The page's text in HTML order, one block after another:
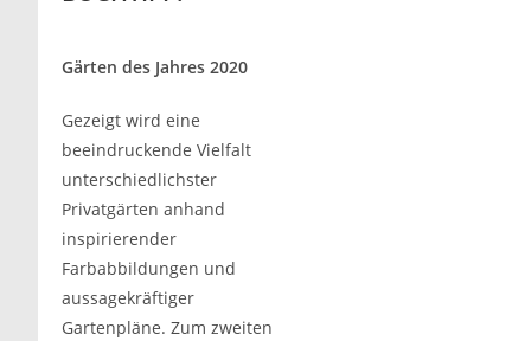
Gärten des Jahres 2020
Gezeigt wird eine
beeindruckende Vielfalt
unterschiedlichster
Privatgärten anhand
inspirierender
Farbabbildungen und
aussagekräftiger
Gartenpläne. Zum zweiten